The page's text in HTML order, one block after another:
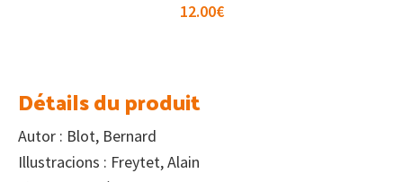
12.00€
Détails du produit
Autor : Blot, Bernard
Illustracions : Freytet, Alain